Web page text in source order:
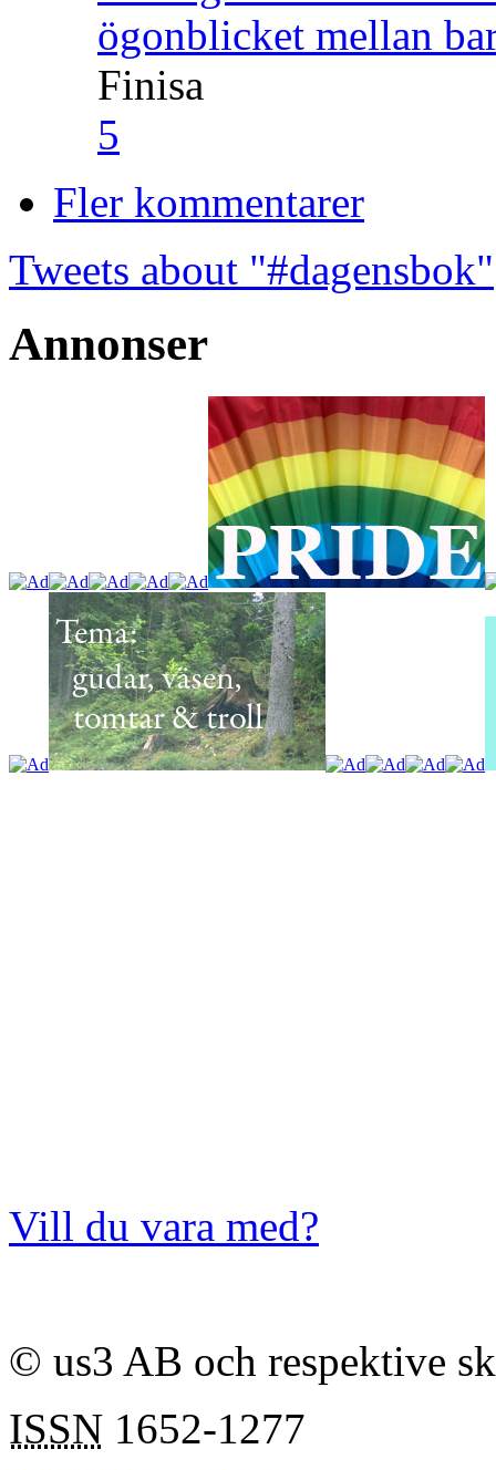
ögonblicket mellan
Finisa
5
Fler kommentarer
Tweets about "#dagensbok"
Annonser
Vill du vara med?
© us3 AB och respektive
ISSN 1652-1277